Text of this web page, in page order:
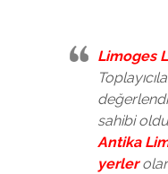
Limoges
sahibi
Antika
yerler